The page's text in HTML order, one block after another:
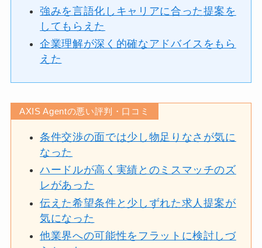
強みを言語化しキャリアに合った提案を
してもらえた
企業理解が深く的確なアドバイスをもら
えた
AXIS Agentの悪い評判・口コミ
条件交渉の面では少し物足りなさが気に
なった
ハードルが高く実績とのミスマッチのズ
レがあった
伝えた希望条件と少しずれた求人提案が
気になった
他業界への可能性をフラットに検討しづ